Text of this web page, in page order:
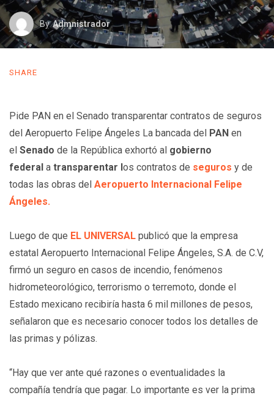
By Admnistrador
SHARE
Pide PAN en el Senado transparentar contratos de seguros
del Aeropuerto Felipe Ángeles La bancada del PAN en
el Senado de la República exhortó al gobierno
federal a transparentar los contratos de seguros y de
todas las obras del Aeropuerto Internacional Felipe
Ángeles.
Luego de que EL UNIVERSAL publicó que la empresa
estatal Aeropuerto Internacional Felipe Ángeles, S.A. de C.V,
firmó un seguro en casos de incendio, fenómenos
hidrometeorológico, terrorismo o terremoto, donde el
Estado mexicano recibiría hasta 6 mil millones de pesos,
señalaron que es necesario conocer todos los detalles de
las primas y pólizas.
“Hay que ver ante qué razones o eventualidades la
compañía tendría que pagar. Lo importante es ver la prima